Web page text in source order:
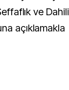
ve Dahili
açıklamakla